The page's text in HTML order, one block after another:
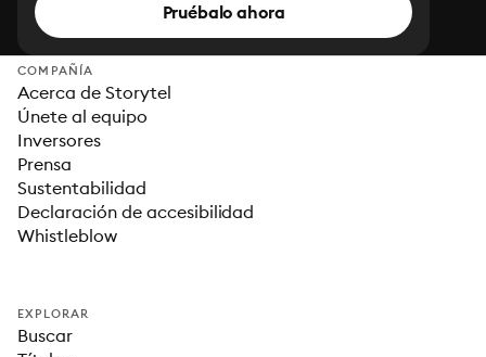
Pruébalo ahora
COMPAÑÍA
Acerca de Storytel
Únete al equipo
Inversores
Prensa
Sustentabilidad
Declaración de accesibilidad
Whistleblow
EXPLORAR
Buscar